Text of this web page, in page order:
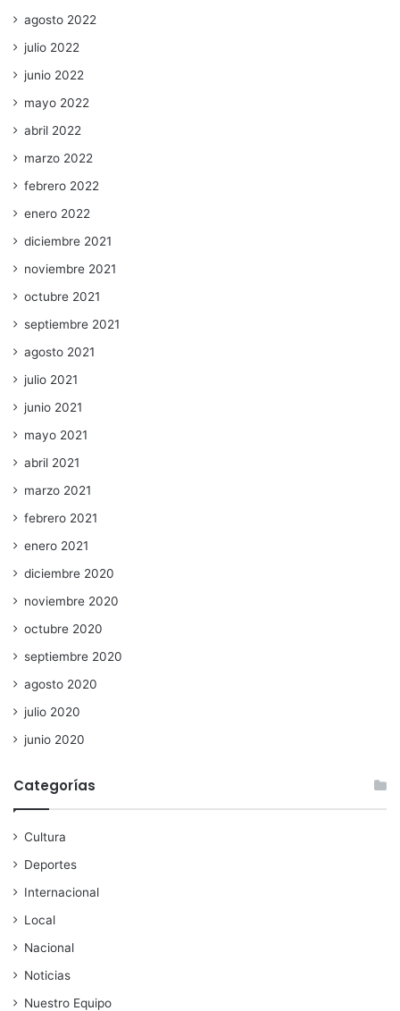
agosto 2022
julio 2022
junio 2022
mayo 2022
abril 2022
marzo 2022
febrero 2022
enero 2022
diciembre 2021
noviembre 2021
octubre 2021
septiembre 2021
agosto 2021
julio 2021
junio 2021
mayo 2021
abril 2021
marzo 2021
febrero 2021
enero 2021
diciembre 2020
noviembre 2020
octubre 2020
septiembre 2020
agosto 2020
julio 2020
junio 2020
Categorías
Cultura
Deportes
Internacional
Local
Nacional
Noticias
Nuestro Equipo